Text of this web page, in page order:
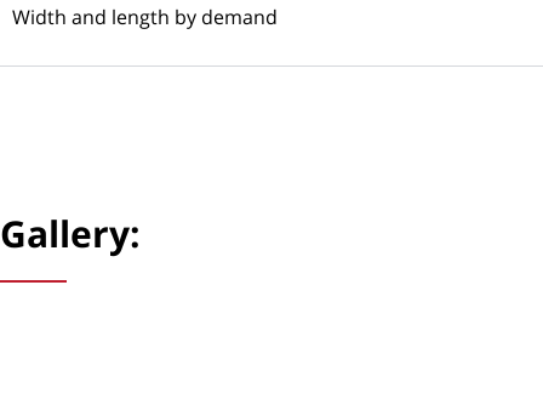
Width and length by demand
Gallery: